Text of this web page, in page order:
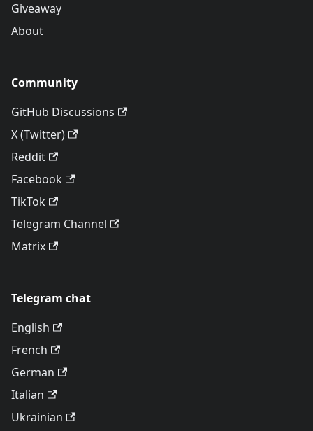
Giveaway
About
Community
GitHub Discussions
X (Twitter)
Reddit
Facebook
TikTok
Telegram Channel
Matrix
Telegram chat
English
French
German
Italian
Ukrainian